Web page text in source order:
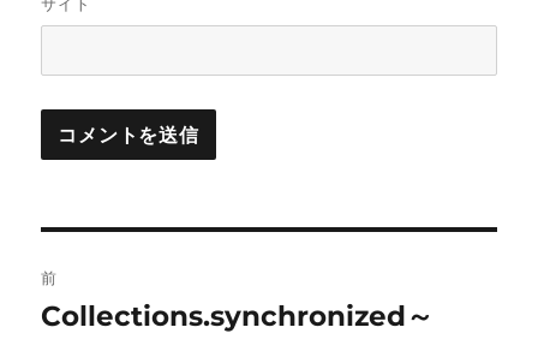
サイト
稿
前
前
Collections.synchronized～